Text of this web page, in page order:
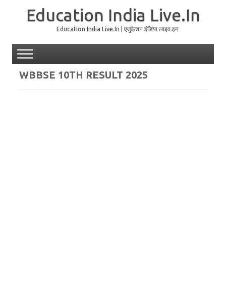
Education India Live.In
Education India Live.In | एजुकेशन इंडिया लाइव.इन
WBBSE 10TH RESULT 2025